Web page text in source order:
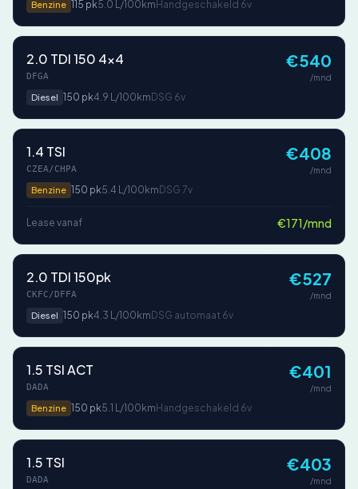
Benzine 115 pk5.0 L/100km Handgeschakeld 6v
2.0 TDI 150 4x4
DFGA
Diesel 150 pk4.9 L/100km DSG 6v
€540
/mnd
1.4 TSI
CZEA/CHPA
Benzine 150 pk5.4 L/100km DSG 7v
€408
/mnd
Lease vanaf €171/mnd
2.0 TDI 150pk
CKFC/DFFA
Diesel 150 pk4.3 L/100km DSG automaat 6v
€527
/mnd
1.5 TSI ACT
DADA
Benzine 150 pk5.1 L/100km Handgeschakeld 6v
€401
/mnd
1.5 TSI
DADA
€403
/mnd